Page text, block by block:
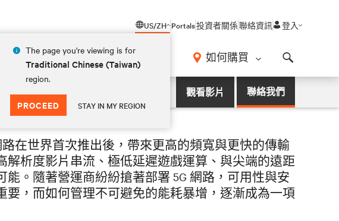
US/ZH
The page you're viewing is for
Traditional Chinese (Taiwan)
region.
PROCEED STAY IN MY REGION
Portals投資者關係聯絡資訊 登入
如何購買
何支援 5G 網路基礎設施，並協助企業順利
觀看影片 聯絡我們
路在世界首次推出後，帶來更高的頻寬與更快的傳輸
解析度影片串流、極低延遲遊戲運算、與尖端的遠距
能。隨著營運商紛紛搶著部署 5G 網路，可用性與安
要，而如何管理不可避免的能耗暴增，逐漸成為一項